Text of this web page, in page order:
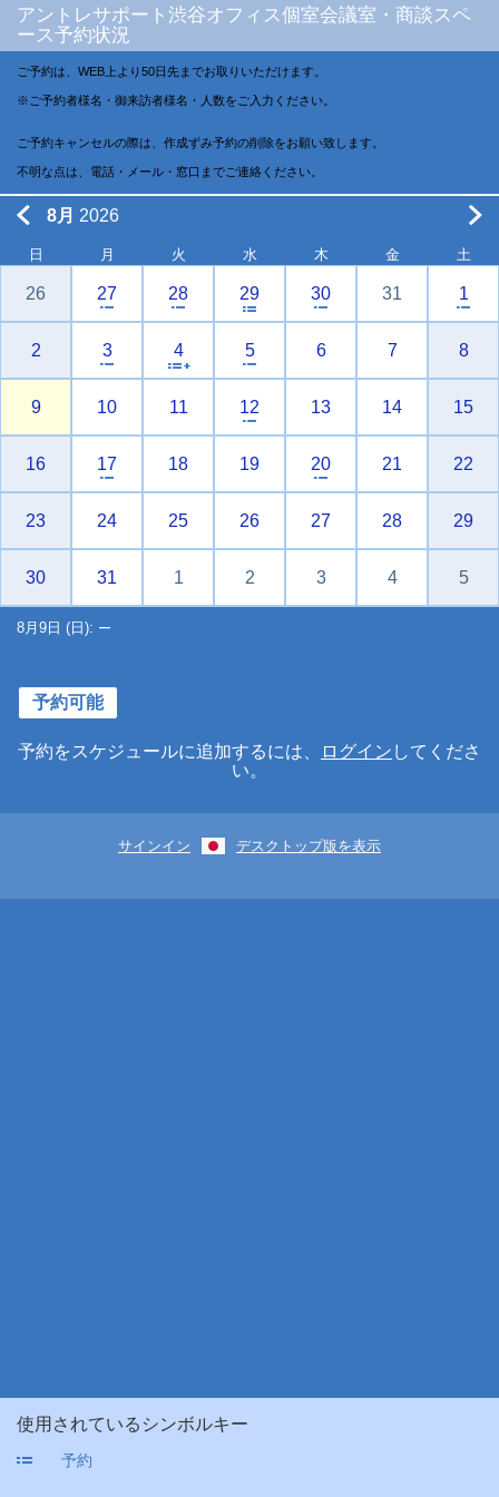
アントレサポート渋谷オフィス個室会議室・商談スペ
ース予約状況
ご予約は、WEB上より50日先までお取りいただけます。
※ご予約者様名・御来訪者様名・人数をご入力ください。
ご予約キャンセルの際は、作成ずみ予約の削除をお願い致します。
不明な点は、電話・メール・窓口までご連絡ください。
8月 2026
日 月 火 水 木 金 土
26 27 28 29 30 31 1
2 3 4 5 6 7 8
9 10 11 12 13 14 15
16 17 18 19 20 21 22
23 24 25 26 27 28 29
30 31 1 2 3 4 5
8月9日 (日): –
予約可能
予約をスケジュールに追加するには、 ログイン してくださ
い。
サインイン デスクトップ版を表示
使用されているシンボルキー
予約